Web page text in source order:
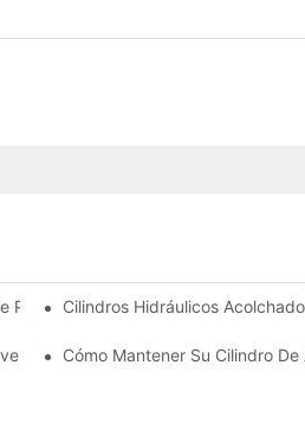
PrecisiónCilindros Hidráulicos
Para Condiciones De Invierno Duras
Cómo Mantener Su Cilindro